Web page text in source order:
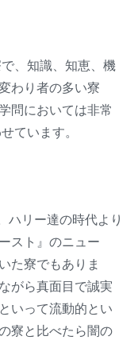
、知識、知恵、機
わり者の多い寮
問においては非常
ています。
ハリー達の時代より
スト』のニュー
た寮でもありま
がら真面目で誠実
いって流動的とい
寮と比べたら闇の